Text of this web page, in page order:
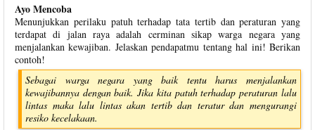
Ayo Mencoba
Menunjukkan perilaku patuh terhadap tata tertib dan peraturan yang
terdapat di jalan raya adalah cerminan sikap warga negara yang
menjalankan kewajiban. Jelaskan pendapatmu tentang hal ini! Berikan
contoh!
Sebagai warga negara yang baik tentu harus menjalankan
kewajibannya dengan baik. Jika kita patuh terhadap peraturan lalu
lintas maka lalu lintas akan tertib dan teratur dan mengurangi
resiko kecelakaan.